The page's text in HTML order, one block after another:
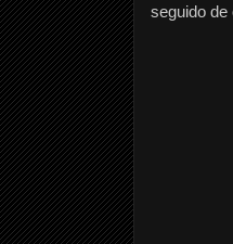
seguido de